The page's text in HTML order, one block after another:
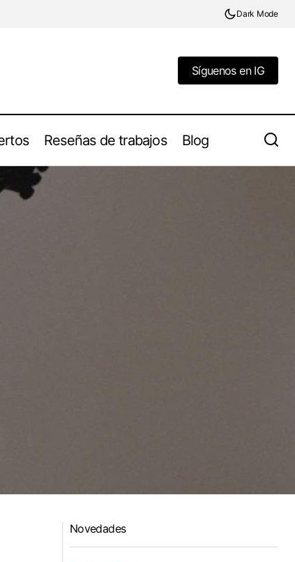
Dark Mode
Síguenos en IG
Reseñas de trabajos Blog
Metal
Novedades